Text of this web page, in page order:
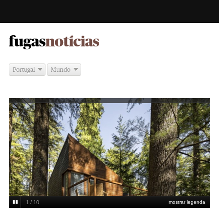
fugas -
notícias
Portugal Mundo
O Eco Resort de Pedras Salgadas tem por base módulos prefabricados FG +
mostrar legenda
1 / 10